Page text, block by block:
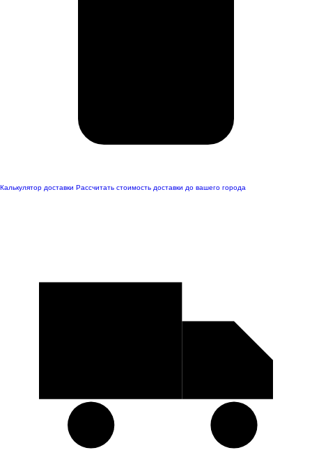
Калькулятор доставки Рассчитать стоимость доставки до вашего города